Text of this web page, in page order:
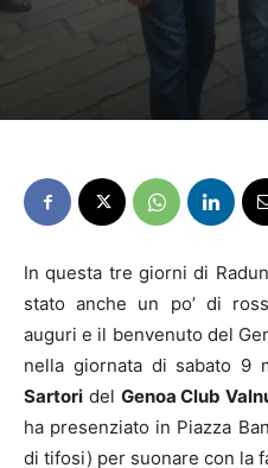
In questa tre giorni di
stato anche un po’ di
auguri e il benvenuto del
nella giornata di sabato 9
Sartori del Genoa Club
ha presenziato in Piazza
di tifosi) per suonare con la